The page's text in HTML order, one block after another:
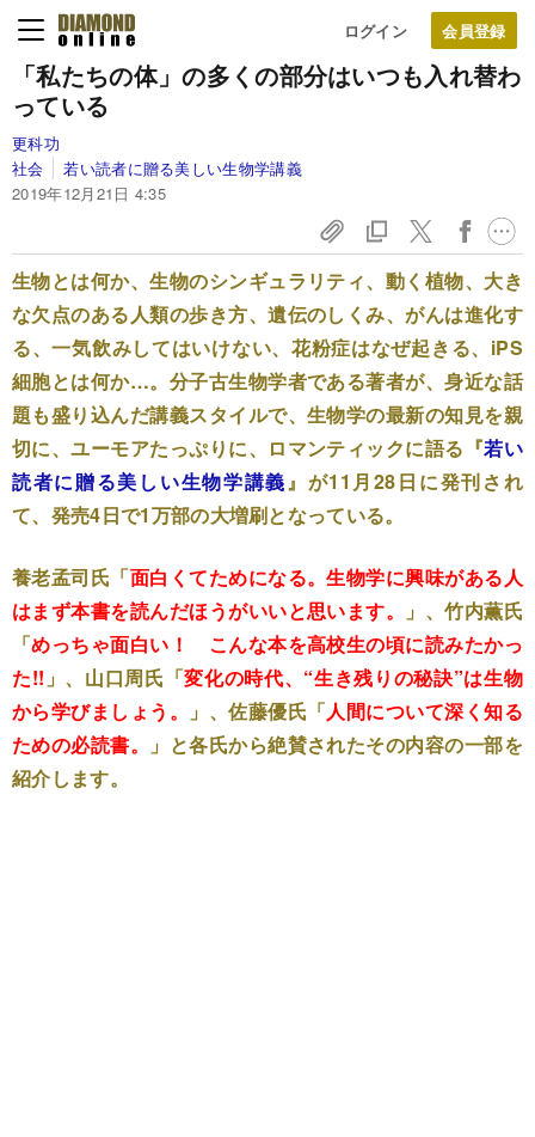
ログイン
「私たちの体」の多くの部分はいつも入れ替わ
っている
更科功
社会
若い読者に贈る美しい生物学講義
2019年12月21日 4:35
生物とは何か、生物のシンギュラリティ、動く植物、大き
な欠点のある人類の歩き方、遺伝のしくみ、がんは進化す
る、一気飲みしてはいけない、花粉症はなぜ起きる、iPS
細胞とは何か…。分子古生物学者である著者が、身近な話
題も盛り込んだ講義スタイルで、生物学の最新の知見を親
切に、ユーモアたっぷりに、ロマンティックに語る『若い
読者に贈る美しい生物学講義』が11月28日に発刊され
て、発売4日で1万部の大増刷となっている。
養老孟司氏「面白くてためになる。生物学に興味がある人
はまず本書を読んだほうがいいと思います。
」、竹内薫氏
「めっちゃ面白い！ こんな本を高校生の頃に読みたかっ
た!! 」、山口周氏「変化の時代、“生き残りの秘訣”は生物
から学びましょう。
」、佐藤優氏「人間について深く知る
ための必読書。
」と各氏から絶賛されたその内容の一部を
紹介します。